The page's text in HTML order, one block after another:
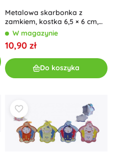
Metalowa skarbonka z
zamkiem, kostka 6,5 × 6 cm,
różne kolory
W magazynie
10,90 zł
Do koszyka